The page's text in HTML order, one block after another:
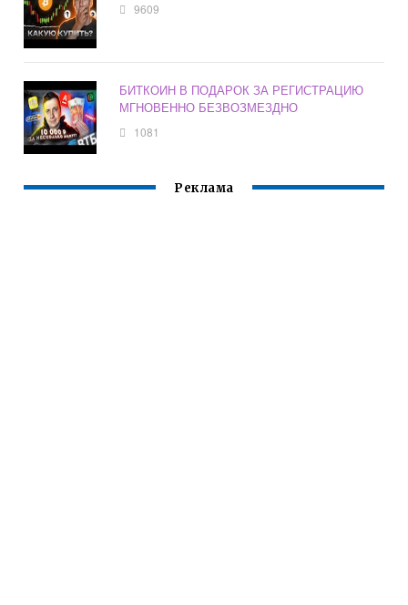
9609
БИТКОИН В ПОДАРОК ЗА РЕГИСТРАЦИЮ
МГНОВЕННО БЕЗВОЗМЕЗДНО
1081
Реклама